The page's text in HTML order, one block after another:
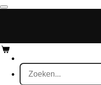
Ga
hoofdinhoud